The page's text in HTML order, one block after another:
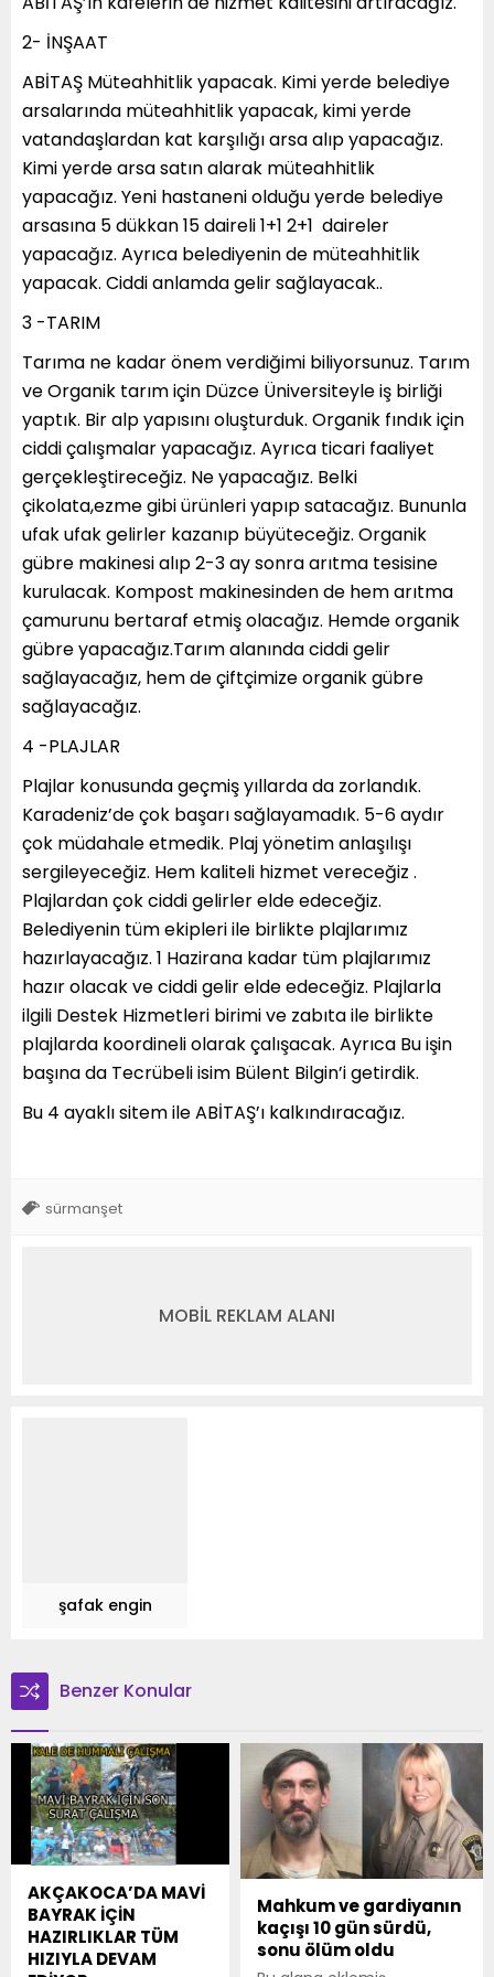
2- İNŞAAT
ABİTAŞ Müteahhitlik yapacak. Kimi yerde belediye
arsalarında müteahhitlik yapacak, kimi yerde
vatandaşlardan kat karşılığı arsa alıp yapacağız.
Kimi yerde arsa satın alarak müteahhitlik
yapacağız. Yeni hastaneni olduğu yerde belediye
arsasına 5 dükkan 15 daireli 1+1 2+1 daireler
yapacağız. Ayrıca belediyenin de müteahhitlik
yapacak. Ciddi anlamda gelir sağlayacak..
3 -TARIM
Tarıma ne kadar önem verdiğimi biliyorsunuz. Tarım
ve Organik tarım için Düzce Üniversiteyle iş birliği
yaptık. Bir alp yapısını oluşturduk. Organik fındık için
ciddi çalışmalar yapacağız. Ayrıca ticari faaliyet
gerçekleştireceğiz. Ne yapacağız. Belki
çikolata,ezme gibi ürünleri yapıp satacağız. Bununla
ufak ufak gelirler kazanıp büyüteceğiz. Organik
gübre makinesi alıp 2-3 ay sonra arıtma tesisine
kurulacak. Kompost makinesinden de hem arıtma
çamurunu bertaraf etmiş olacağız. Hemde organik
gübre yapacağız.Tarım alanında ciddi gelir
sağlayacağız, hem de çiftçimize organik gübre
sağlayacağız.
4 -PLAJLAR
Plajlar konusunda geçmiş yıllarda da zorlandık.
Karadeniz’de çok başarı sağlayamadık. 5-6 aydır
çok müdahale etmedik. Plaj yönetim anlaşılışı
sergileyeceğiz. Hem kaliteli hizmet vereceğiz .
Plajlardan çok ciddi gelirler elde edeceğiz.
Belediyenin tüm ekipleri ile birlikte plajlarımız
hazırlayacağız. 1 Hazirana kadar tüm plajlarımız
hazır olacak ve ciddi gelir elde edeceğiz. Plajlarla
ilgili Destek Hizmetleri birimi ve zabıta ile birlikte
plajlarda koordineli olarak çalışacak. Ayrıca Bu işin
başına da Tecrübeli isim Bülent Bilgin’i getirdik.
Bu 4 ayaklı sitem ile ABİTAŞ’ı kalkındıracağız.
sürmanşet
MOBİL REKLAM ALANI
şafak engin
Benzer Konular
AKÇAKOCA’DA MAVİ
BAYRAK İÇİN
HAZIRLIKLAR TÜM
HIZIYLA DEVAM
Mahkum ve gardiyanın
kaçışı 10 gün sürdü,
sonu ölüm oldu